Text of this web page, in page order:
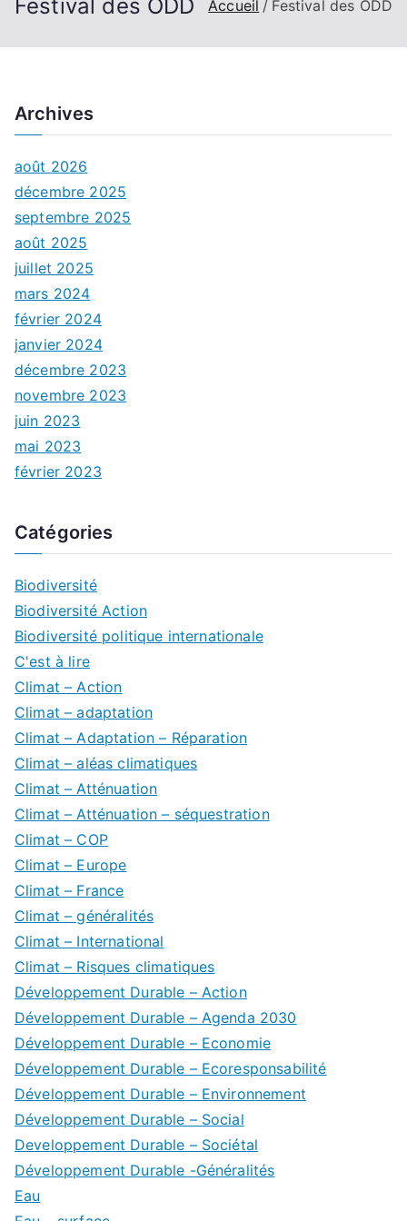
Festival des ODD Accueil Festival des ODD
Archives
août 2026
décembre 2025
septembre 2025
août 2025
juillet 2025
mars 2024
février 2024
janvier 2024
décembre 2023
novembre 2023
juin 2023
mai 2023
février 2023
Catégories
Biodiversité
Biodiversité Action
Biodiversité politique internationale
C'est à lire
Climat – Action
Climat – adaptation
Climat – Adaptation – Réparation
Climat – aléas climatiques
Climat – Atténuation
Climat – Atténuation – séquestration
Climat – COP
Climat – Europe
Climat – France
Climat – généralités
Climat – International
Climat – Risques climatiques
Développement Durable – Action
Développement Durable – Agenda 2030
Développement Durable – Economie
Développement Durable – Ecoresponsabilité
Développement Durable – Environnement
Développement Durable – Social
Developpement Durable – Sociétal
Développement Durable -Généralités
Eau